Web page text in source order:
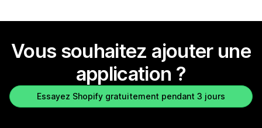
Vous souhaitez ajouter une
application ?
Essayez Shopify gratuitement pendant 3 jours